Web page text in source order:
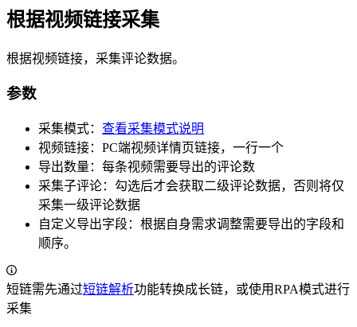
根据视频链接采集
根据视频链接，采集评论数据。
参数
采集模式： 查看采集模式说明
视频链接：PC端视频详情页链接，一行一个
导出数量：每条视频需要导出的评论数
采集子评论：勾选后才会获取二级评论数据，否则将仅
采集一级评论数据
自定义导出字段：根据自身需求调整需要导出的字段和
顺序。
短链需先通过短链解析功能转换成长链，或使用RPA模式进行
采集